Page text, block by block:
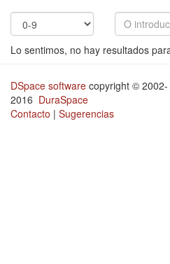
Lo sentimos, no hay resultados
DSpace software copyright © 2002-
2016 DuraSpace
Contacto | Sugerencias